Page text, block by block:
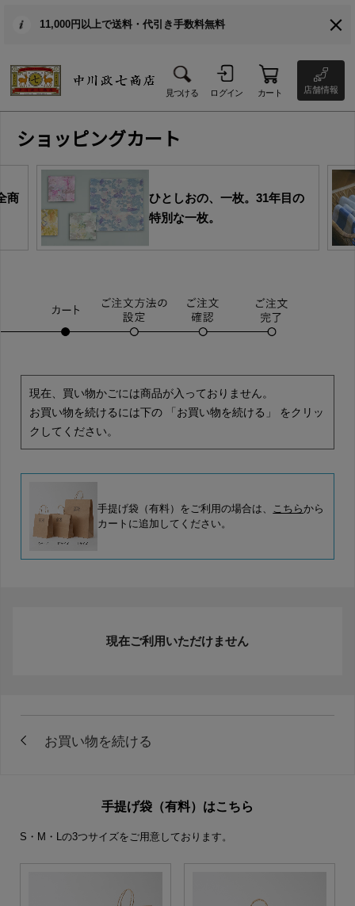
11,000円以上で送料・代引き手数料無料
見つける ログイン カート 店舗情報
ショッピングカート
商
ひとしおの、一枚。31年目の
特別な一枚。
現在、買い物かごには商品が入っておりません。
お買い物を続けるには下の 「お買い物を続ける」 をクリッ
クしてください。
手提げ袋（有料）をご利用の場合は、 こちらから
カートに追加してください。
現在ご利用いただけません
手提げ袋（有料）はこちら
S・M・Lの3つサイズをご用意しております。